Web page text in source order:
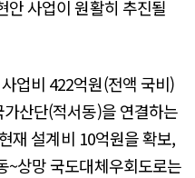
안 사업이 원활히 추진될
업비 422억원(전액 국비)
산단(적서동)을 연결하는
재 설계비 10억원을 확보,
~상망 국도대체우회도로는